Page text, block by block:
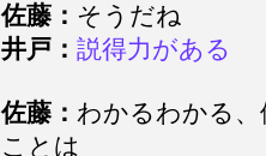
佐藤： そうだね
井戸： 説得力がある
佐藤： わかるわかる
ことは